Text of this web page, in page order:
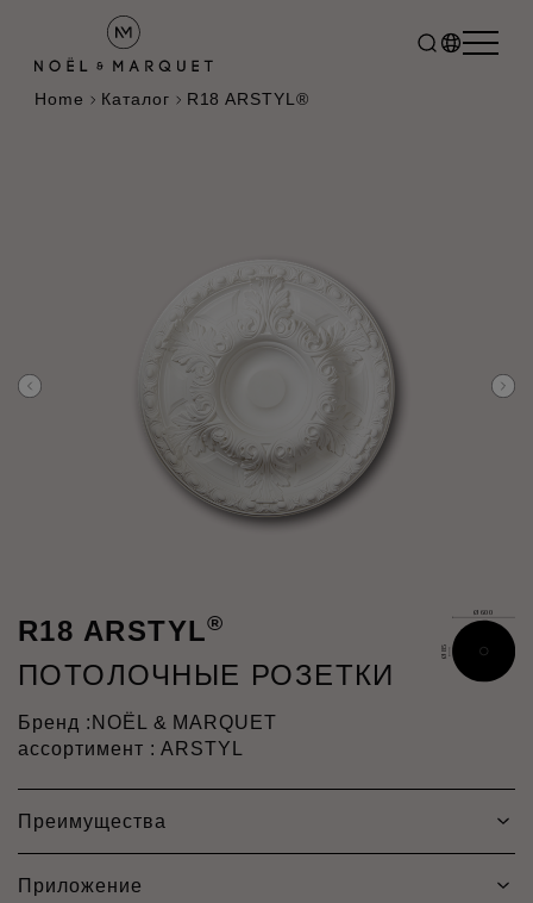
Home Каталог R18 ARSTYL®
R18 ARSTYL®
ПОТОЛОЧНЫЕ РОЗЕТКИ
Бренд : NOËL & MARQUET
ассортимент : ARSTYL
Преимущества
Приложение